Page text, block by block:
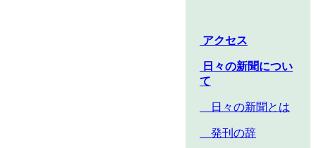
アクセス
日々の新聞につい
て
日々の新聞とは
発刊の辞